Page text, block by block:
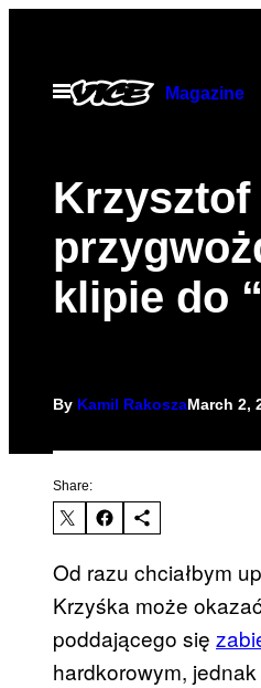
contentOpen
Menu
Magazine
Krzysztof
klipie do
By Kamil RakoszaMarch 2,
Share:
Od razu chciałbym
Krzyśka może
poddającego się
hardkorowym,